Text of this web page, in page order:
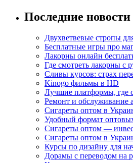
Последние новости
Двухветвевые стропы
Бесплатные игры про
Лакорны онлайн
Где смотреть лакорны с
Сливы курсов: страх
Kinogo фильмы в HD
Лучшие платформы, где
Ремонт и обслуживание
Сигареты оптом в
Удобный формат
Сигареты оптом —
Сигареты оптом в
Курсы по дизайну для
Дорамы с переводом на